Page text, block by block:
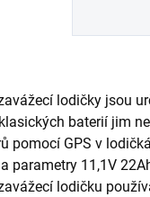
lodičky jsou
baterií jim
pomocí GPS v
parametry 11,1V
lodičku